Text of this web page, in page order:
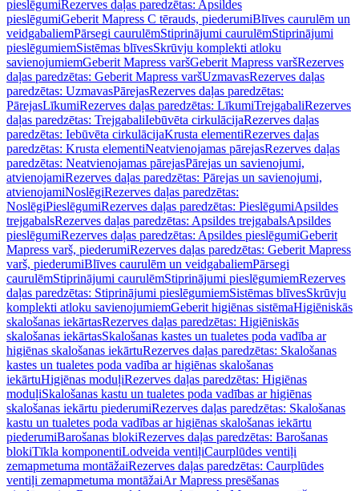
pieslēgumiRezerves daļas paredzētas: Apsildes
pieslēgumiGeberit Mapress C tērauds, piederumiBlīves caurulēm un
veidgabaliemPārsegi caurulēmStiprinājumi caurulēmStiprinājumi
pieslēgumiemSistēmas blīvesSkrūvju komplekti atloku
savienojumiemGeberit Mapress varšGeberit Mapress varšRezerves
daļas paredzētas: Geberit Mapress varšUzmavasRezerves daļas
paredzētas: UzmavasPārejasRezerves daļas paredzētas:
PārejasLīkumiRezerves daļas paredzētas: LīkumiTrejgabaliRezerves
daļas paredzētas: TrejgabaliIebūvēta cirkulācijaRezerves daļas
paredzētas: Iebūvēta cirkulācijaKrusta elementiRezerves daļas
paredzētas: Krusta elementiNeatvienojamas pārejasRezerves daļas
paredzētas: Neatvienojamas pārejasPārejas un savienojumi,
atvienojamiRezerves daļas paredzētas: Pārejas un savienojumi,
atvienojamiNoslēgiRezerves daļas paredzētas:
NoslēgiPieslēgumiRezerves daļas paredzētas: PieslēgumiApsildes
trejgabalsRezerves daļas paredzētas: Apsildes trejgabalsApsildes
pieslēgumiRezerves daļas paredzētas: Apsildes pieslēgumiGeberit
Mapress varš, piederumiRezerves daļas paredzētas: Geberit Mapress
varš, piederumiBlīves caurulēm un veidgabaliemPārsegi
caurulēmStiprinājumi caurulēmStiprinājumi pieslēgumiemRezerves
daļas paredzētas: Stiprinājumi pieslēgumiemSistēmas blīvesSkrūvju
komplekti atloku savienojumiemGeberit higiēnas sistēmaHigiēniskās
skalošanas iekārtasRezerves daļas paredzētas: Higiēniskās
skalošanas iekārtasSkalošanas kastes un tualetes poda vadība ar
higiēnas skalošanas iekārtuRezerves daļas paredzētas: Skalošanas
kastes un tualetes poda vadība ar higiēnas skalošanas
iekārtuHigiēnas moduļiRezerves daļas paredzētas: Higiēnas
moduļiSkalošanas kastu un tualetes poda vadības ar higiēnas
skalošanas iekārtu piederumiRezerves daļas paredzētas: Skalošanas
kastu un tualetes poda vadības ar higiēnas skalošanas iekārtu
piederumiBarošanas blokiRezerves daļas paredzētas: Barošanas
blokiTīkla komponentiLodveida ventiļiCaurplūdes ventiļi
zemapmetuma montāžaiRezerves daļas paredzētas: Caurplūdes
ventiļi zemapmetuma montāžaiAr Mapress presēšanas